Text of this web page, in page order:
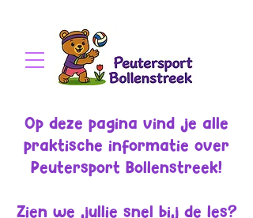
Op deze pagina vind je alle
praktische informatie over
Peutersport Bollenstreek!
Zien we jullie snel bij de les?